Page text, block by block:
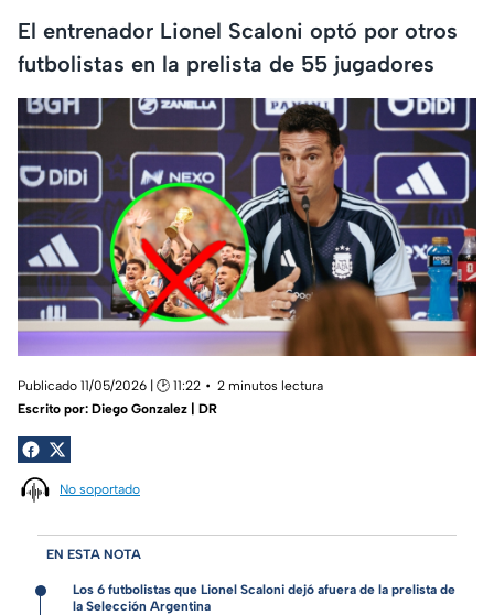
El entrenador Lionel Scaloni optó por otros
futbolistas en la prelista de 55 jugadores
Publicado 11/05/2026 | 🕑 11:22
2 minutos lectura
Escrito por: Diego Gonzalez | DR
No soportado
EN ESTA NOTA
Los 6 futbolistas que Lionel Scaloni dejó afuera de la prelista de
la Selección Argentina